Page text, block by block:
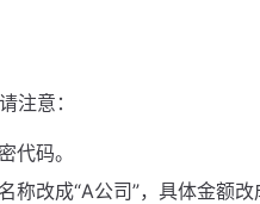
注意：
代码。
称改成“A公司”，具体金额